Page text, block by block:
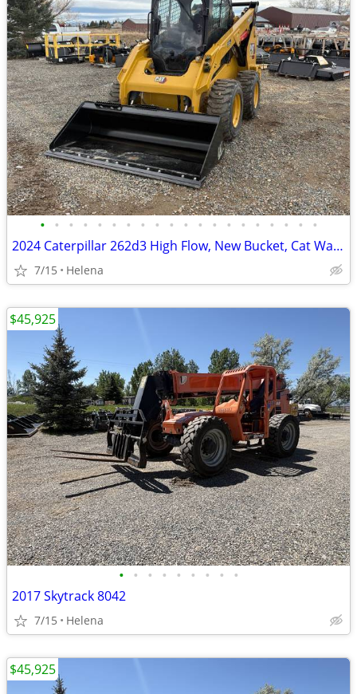
• • • • • • • • • • • • • • • • • • • •
2024 Caterpillar 262d3 High Flow, New Bucket, Cat Warranty
7/15 Helena
• • • • • • • • •
2017 Skytrack 8042
7/15 Helena
$45,925
$45,925